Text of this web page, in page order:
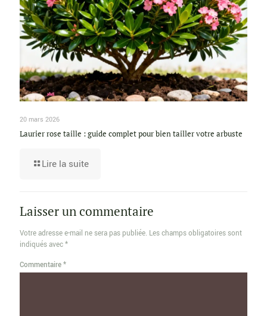
20 mars 2026
Laurier rose taille : guide complet pour bien tailler votre arbuste
Lire la suite
Laisser un commentaire
Votre adresse e-mail ne sera pas publiée. Les champs obligatoires sont
indiqués avec*
Commentaire*